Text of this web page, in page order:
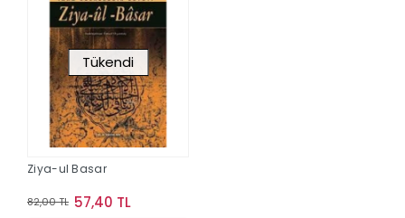
Tükendi
Ziya-ul Basar
82,00 TL 57,40 TL